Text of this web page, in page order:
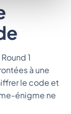
1
à une
le code et
énigme ne